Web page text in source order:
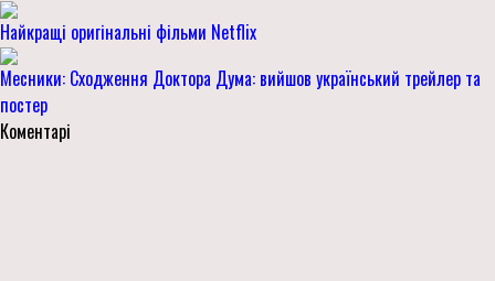
Найкращі оригінальні фільми Netflix
Месники: Сходження Доктора Дума: вийшов український трейлер та
постер
Коментарі